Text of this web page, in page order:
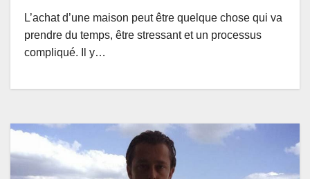
L’achat d’une maison peut être quelque chose qui va
prendre du temps, être stressant et un processus
compliqué. Il y…